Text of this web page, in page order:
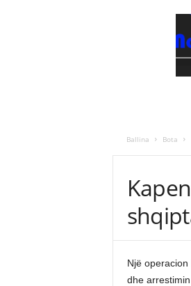
Ballina Bota
Një
dhe